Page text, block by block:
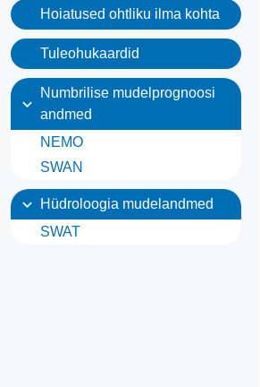
Hoiatused ohtliku ilma kohta
Tuleohukaardid
expand_more
Numbrilise mudelprognoosi
andmed
NEMO
SWAN
expand_more
Hüdroloogia mudelandmed
SWAT